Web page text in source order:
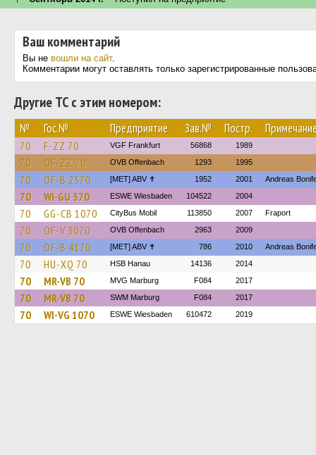
Ваш комментарий
Вы не вошли на сайт.
Комментарии могут оставлять только зарегистрированные
Другие ТС с этим номером:
№ Гос.№ Предприятие Зав.№ Постр.
70 F-ZZ 70 VGF Frankfurt 56868 1989
70 OF-ZZ 70 OVB Offenbach 1293 1995
70 OF-B 2570 [MET] ABV ✝ 1952 2001 Andreas
70 WI-GU 370 ESWE Wiesbaden 104522 2004
70 GG-CB 1070 CityBus Mobil 113850 2007 Fraport
70 OF-V 3070 OVB Offenbach 2963 2009
70 OF-B 4170 [MET] ABV ✝ 786 2010 Andreas
70 HU-XQ 70 HSB Hanau 14136 2014
70 MR-VB 70 MVG Marburg F084 2017
70 MR-VB 70 SWM Marburg F084 2017
70 WI-VG 1070 ESWE Wiesbaden 610472 2019